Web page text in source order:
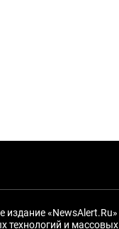
издание
технологий и